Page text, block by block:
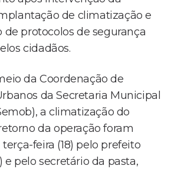
de climatização e
protocolos de segurança
cidadãos.
da Coordenação de
da Secretaria Municipal
a climatização do
da operação foram
feira (18) pelo prefeito
e pelo secretário da pasta,